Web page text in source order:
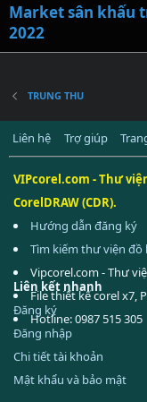
Market sân khấu
2022
TRUNG THU
Liên hệ Trợ giúp
VIPcorel.com - Thư
CorelDRAW (CDR).
Hướng dẫn đăng ký
Tìm kiếm thư viện đồ
Vipcorel.com - Thư
File thiết kế corel x7,
Hotline: 0987 515 305
Liên kết nhanh
Đăng ký
Đăng nhập
Chi tiết tài khoản
Mật khẩu và bảo mật